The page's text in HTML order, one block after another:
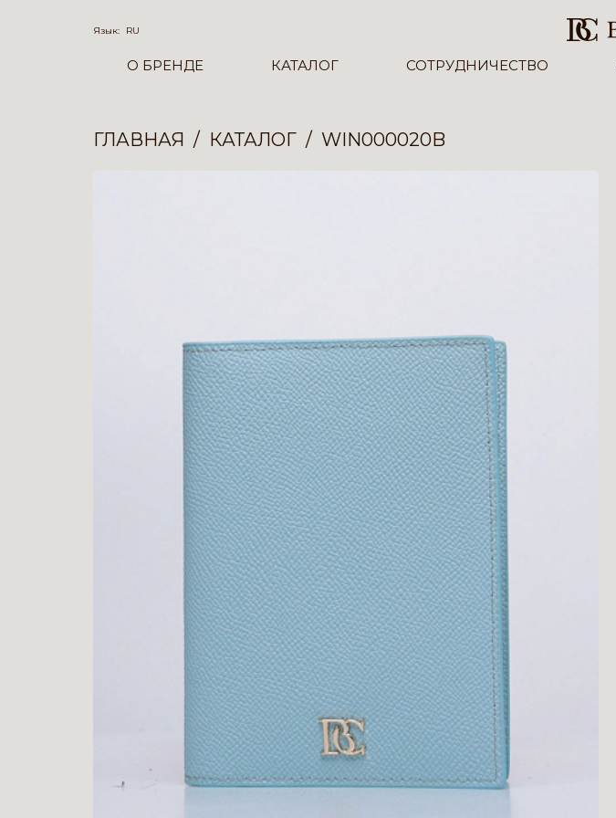
Язык: RU
О БРЕНДЕ КАТАЛОГ СОТРУДНИЧЕСТВО
ГЛАВНАЯ КАТАЛОГ WIN000020B